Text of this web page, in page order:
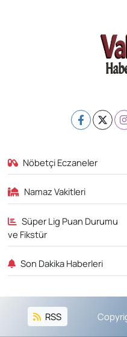
Nöbetçi Eczaneler
Namaz Vakitleri
Süper Lig Puan Durumu
ve Fikstür
Son Dakika Haberleri
RSS